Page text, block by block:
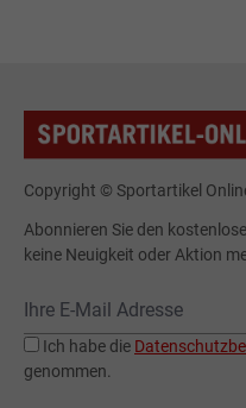
Copyright © Sportartikel
Abonnieren Sie den
keine Neuigkeit oder Aktion
Ich habe die
genommen.